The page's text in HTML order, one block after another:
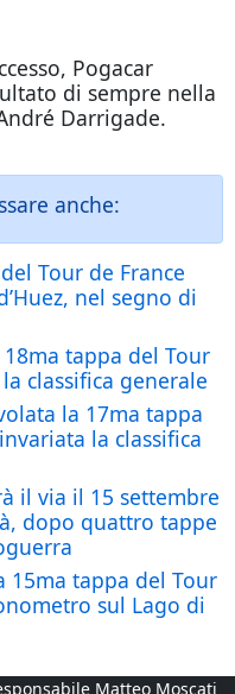
Pogacar
di sempre nella
Darrigade.
anche:
Tour de France
nel segno di
tappa del Tour
classifica generale
la 17ma tappa
la classifica
il via il 15 settembre
dopo quattro tappe
15ma tappa del Tour
sul Lago di
Matteo Moscati